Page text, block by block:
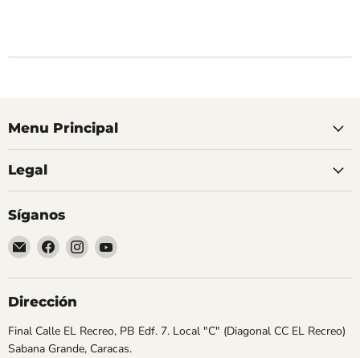
Menu Principal
Legal
Síganos
Encuéntrenos
Correo
electrónico
Encuéntrenos
Facebook
Encuéntrenos
Instagram
Encuéntrenos
YouTube
Dirección
Final Calle EL Recreo, PB Edf. 7. Local "C" (Diagonal CC EL Recreo)
Sabana Grande, Caracas.